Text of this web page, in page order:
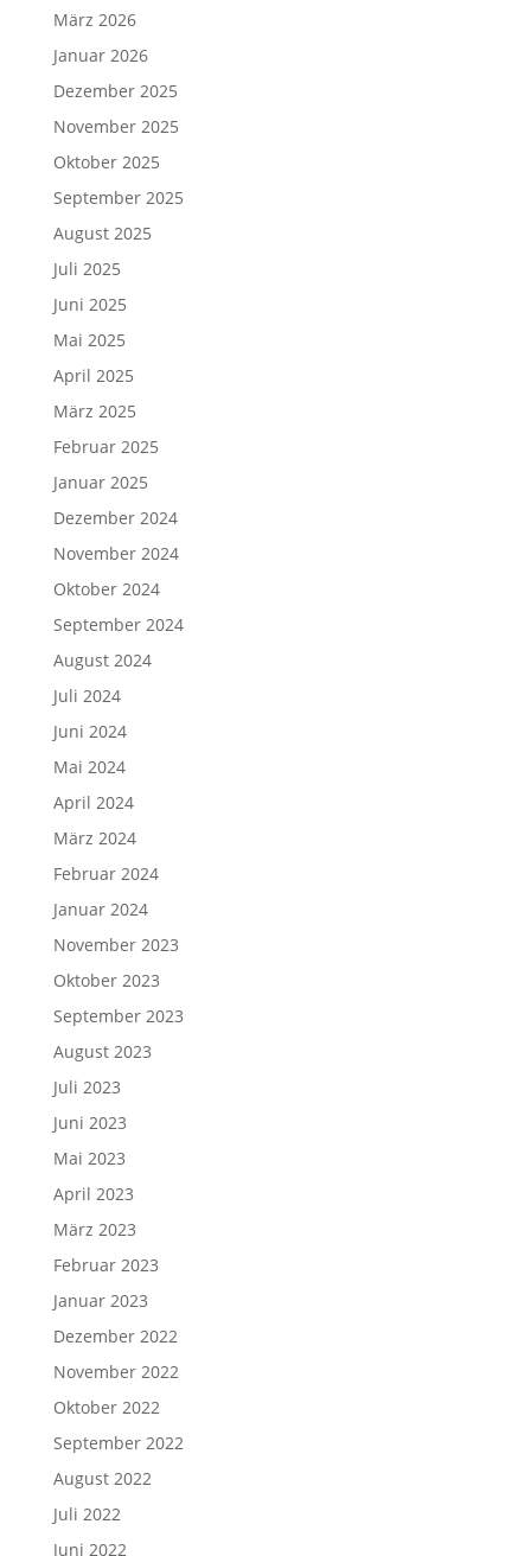
März 2026
Januar 2026
Dezember 2025
November 2025
Oktober 2025
September 2025
August 2025
Juli 2025
Juni 2025
Mai 2025
April 2025
März 2025
Februar 2025
Januar 2025
Dezember 2024
November 2024
Oktober 2024
September 2024
August 2024
Juli 2024
Juni 2024
Mai 2024
April 2024
März 2024
Februar 2024
Januar 2024
November 2023
Oktober 2023
September 2023
August 2023
Juli 2023
Juni 2023
Mai 2023
April 2023
März 2023
Februar 2023
Januar 2023
Dezember 2022
November 2022
Oktober 2022
September 2022
August 2022
Juli 2022
Juni 2022